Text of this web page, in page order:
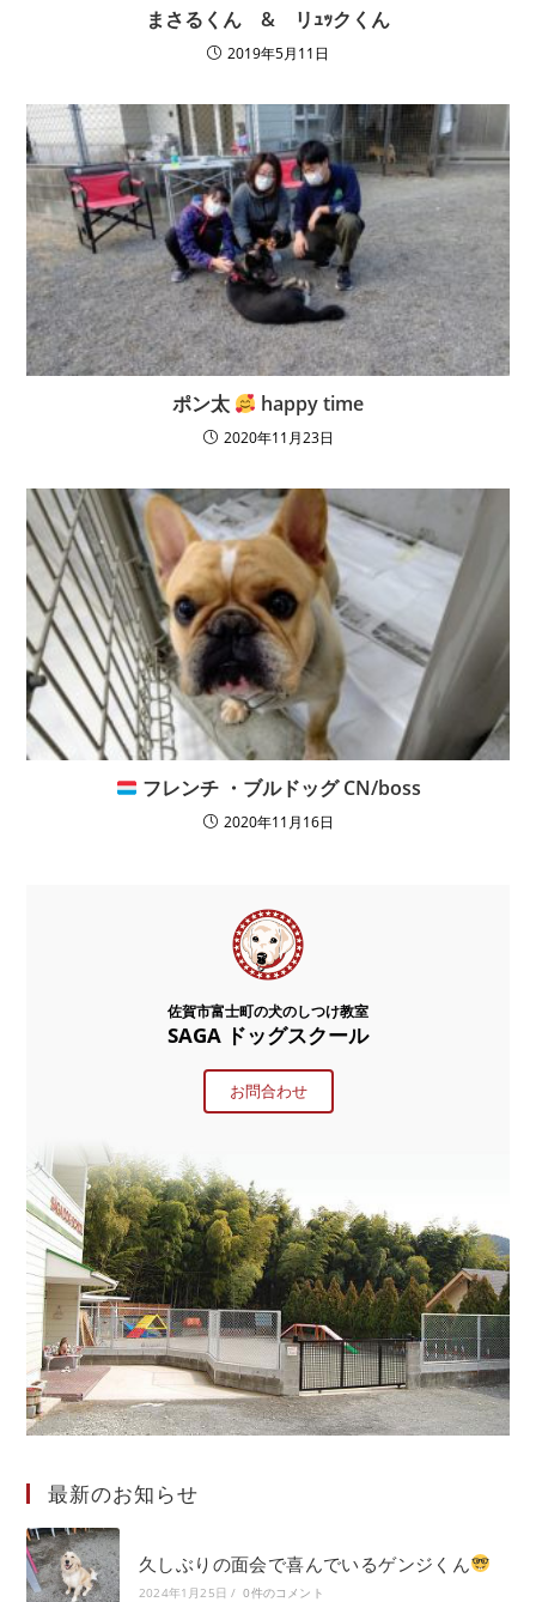
まさるくん & リｭｯクくん
2019年5月11日
ポン太 happy time
2020年11月23日
フレンチ ・ブルドッグ CN/boss
2020年11月16日
佐賀市富士町の犬のしつけ教室
SAGA ドッグスクール
お問合わせ
最新のお知らせ
久しぶりの面会で喜んでいるゲンジくん
2024年1月25日 / 0件のコメント